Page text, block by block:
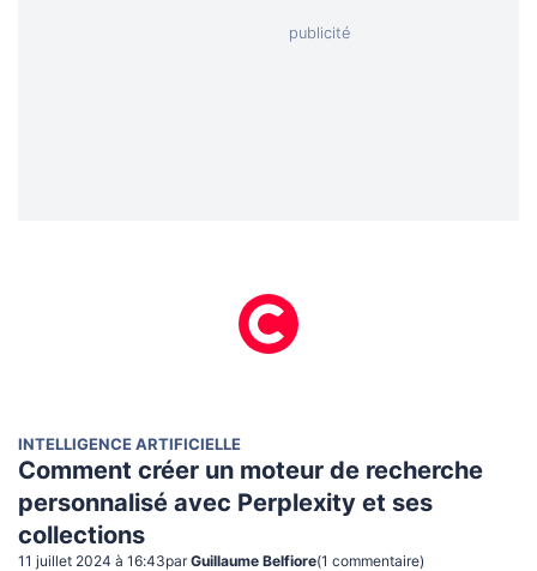
INTELLIGENCE ARTIFICIELLE
Comment créer un moteur de recherche
personnalisé avec Perplexity et ses
collections
11 juillet 2024 à 16:43par Guillaume Belfiore(1 commentaire)